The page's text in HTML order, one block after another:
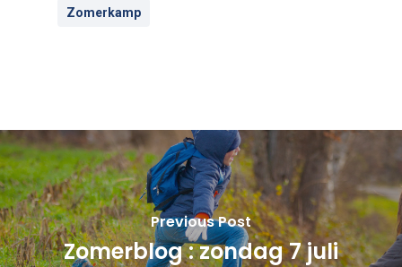
Zomerkamp
Previous Post
Zomerblog : zondag 7 juli